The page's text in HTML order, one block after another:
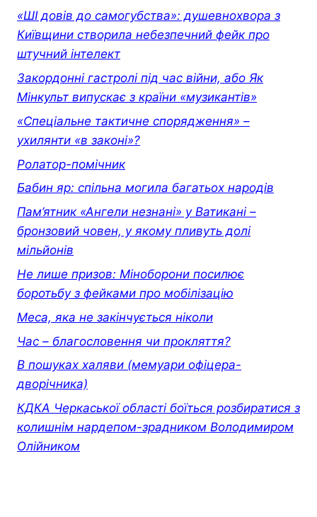
«ШІ довів до самогубства»: душевнохвора з
Київщини створила небезпечний фейк про
штучний інтелект
Закордонні гастролі під час війни, або Як
Мінкульт випускає з країни «музикантів»
«Спеціальне тактичне спорядження» –
ухилянти «в законі»?
Ролатор-помічник
Бабин яр: спільна могила багатьох народів
Пам’ятник «Ангели незнані» у Ватикані –
бронзовий човен, у якому пливуть долі
мільйонів
Не лише призов: Міноборони посилює
боротьбу з фейками про мобілізацію
Меса, яка не закінчується ніколи
Час – благословення чи прокляття?
В пошуках халяви (мемуари офiцера-
дворiчника)
КДКА Черкаської області боїться розбиратися з
колишнім нардепом-зрадником Володимиром
Олійником